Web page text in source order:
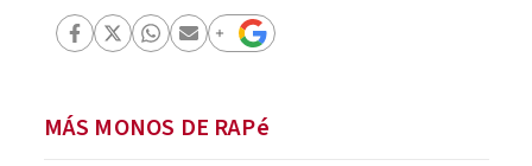
MÁS MONOS DE RAPé